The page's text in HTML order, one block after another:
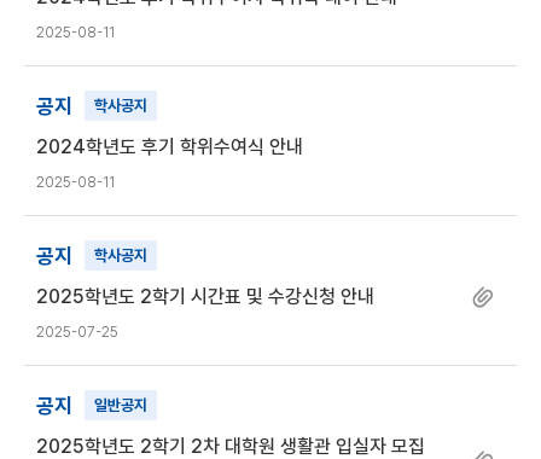
2025-08-11
공지 학사공지
2024학년도 후기 학위수여식 안내
2025-08-11
공지 학사공지
2025학년도 2학기 시간표 및 수강신청 안내
2025-07-25
공지 일반공지
2025학년도 2학기 2차 대학원 생활관 입실자 모집